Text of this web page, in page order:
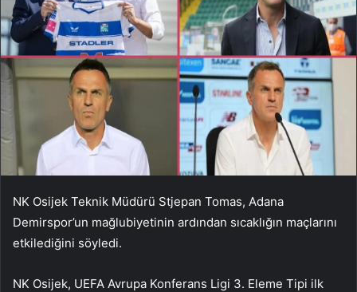
NK Osijek Teknik Müdürü Stjepan Tomas, Adana
Demirspor’un mağlubiyetinin ardından sıcaklığın maçlarını
etkilediğini söyledi.
NK Osijek, UEFA Avrupa Konferans Ligi 3. Eleme Tipi ilk